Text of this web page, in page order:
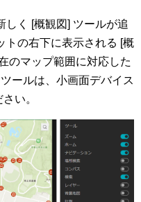
しく [概観図] ツールが追
トの右下に表示される [概
のマップ範囲に対応した
ールは、小画面デバイス
い。